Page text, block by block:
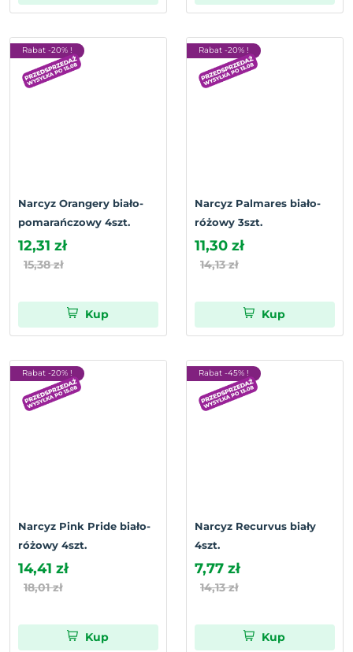
Rabat -20% !
Narcyz Orangery biało-
pomarańczowy 4szt.
12,31 zł
15,38 zł
Kup
Rabat -20% !
Narcyz Palmares biało-
różowy 3szt.
11,30 zł
14,13 zł
Kup
Rabat -20% !
Narcyz Pink Pride biało-
różowy 4szt.
14,41 zł
18,01 zł
Kup
Rabat -45% !
Narcyz Recurvus biały
4szt.
7,77 zł
14,13 zł
Kup